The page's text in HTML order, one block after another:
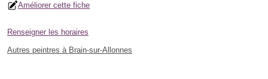
Améliorer cette fiche
Renseigner les horaires
Autres peintres à Brain-sur-Allonnes